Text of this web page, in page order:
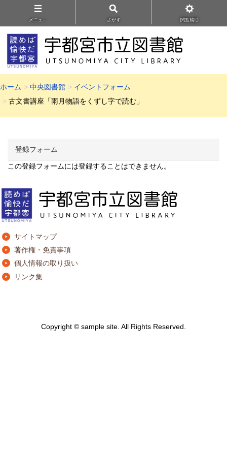
メニュ－ さがす 閲覧補助
ホーム 中央図書館
イベントフォーム
古文書講座「雨月物語をくずし字で読む」
登録フォーム
この登録フォームには登録することはできません。
サイトマップ
著作権・免責事項
個人情報の取り扱い
リンク集
Copyright © sample site. All Rights Reserved.